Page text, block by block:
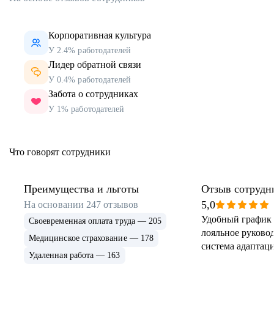
Корпоративная культура
У 2.4% работодателей
Лидер обратной связи
У 0.4% работодателей
Забота о сотрудниках
У 1% работодателей
Что говорят сотрудники
Преимущества и льготы
На основании 247 отзывов
Своевременная оплата труда — 205
Медицинское страхование — 178
Удаленная работа — 163
Отзыв
5,0
Удобный график
лояльное
система